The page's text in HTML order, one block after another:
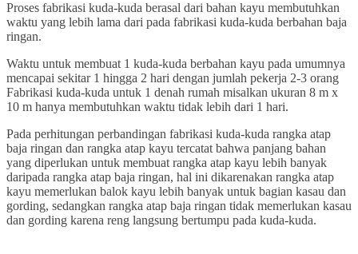
Proses fabrikasi kuda-kuda berasal dari bahan kayu membutuhkan
waktu yang lebih lama dari pada fabrikasi kuda-kuda berbahan baja
ringan.
Waktu untuk membuat 1 kuda-kuda berbahan kayu pada umumnya
mencapai sekitar 1 hingga 2 hari dengan jumlah pekerja 2-3 orang
Fabrikasi kuda-kuda untuk 1 denah rumah misalkan ukuran 8 m x
10 m hanya membutuhkan waktu tidak lebih dari 1 hari.
Pada perhitungan perbandingan fabrikasi kuda-kuda rangka atap
baja ringan dan rangka atap kayu tercatat bahwa panjang bahan
yang diperlukan untuk membuat rangka atap kayu lebih banyak
daripada rangka atap baja ringan, hal ini dikarenakan rangka atap
kayu memerlukan balok kayu lebih banyak untuk bagian kasau dan
gording, sedangkan rangka atap baja ringan tidak memerlukan kasau
dan gording karena reng langsung bertumpu pada kuda-kuda.